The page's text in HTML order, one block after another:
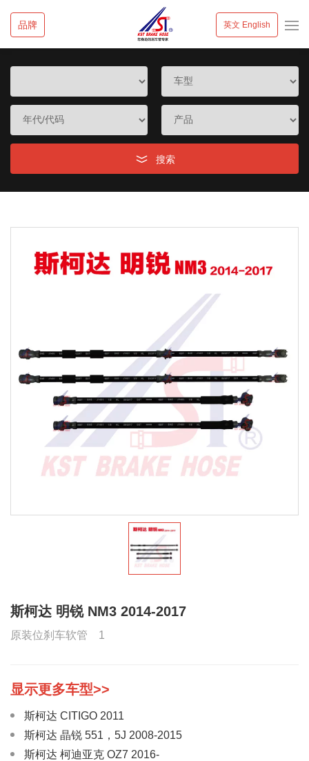
品牌 英文 English
搜索
斯柯达 明锐 NM3 2014-2017
原装位刹车软管 1
斯柯达 CITIGO 2011
斯柯达 晶锐 551，5J 2008-2015
斯柯达 柯迪亚克 OZ7 2016-